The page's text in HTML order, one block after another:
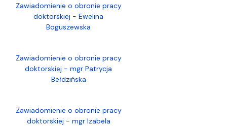
Zawiadomienie o obronie pracy
doktorskiej - Ewelina
Boguszewska
Zawiadomienie o obronie pracy
doktorskiej - mgr Patrycja
Bełdzińska
Zawiadomienie o obronie pracy
doktorskiej - mgr Izabela